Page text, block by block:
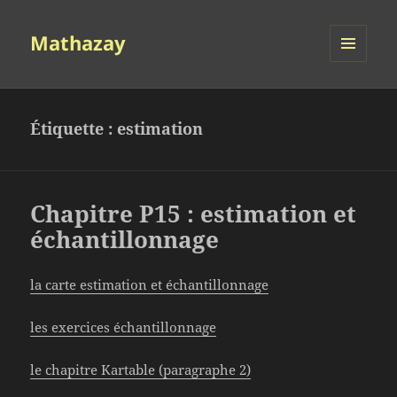
Mathazay
Étiquette : estimation
Chapitre P15 : estimation et
échantillonnage
la carte estimation et échantillonnage
les exercices échantillonnage
le chapitre Kartable (paragraphe 2)